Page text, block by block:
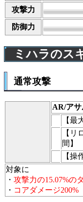
攻撃力
防御力
ミハラのス
通常攻撃
AR/ア
【最
【リ
間】
【操
対象に
・ 攻撃力の15.07%の
・ コアダメージ200%